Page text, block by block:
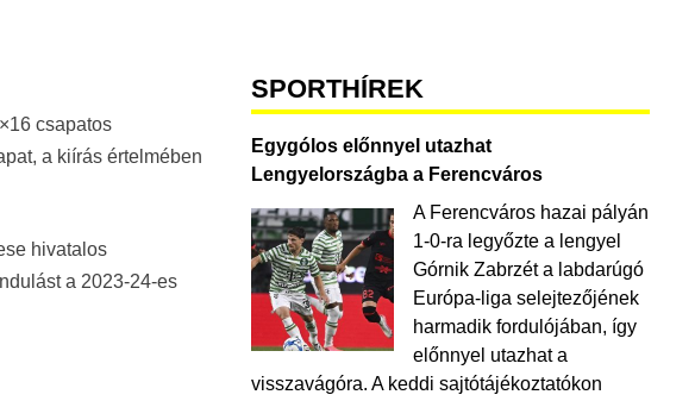
csapatos
a kiírás értelmében
hivatalos
a 2023-24-es
SPORTHÍREK
Egygólos előnnyel utazhat
Lengyelországba a Ferencváros
A Ferencváros hazai pályán
1-0-ra legyőzte a lengyel
Górnik Zabrzét a labdarúgó
Európa-liga selejtezőjének
harmadik fordulójában, így
előnnyel utazhat a
visszavágóra. A keddi sajtótájékoztatókon